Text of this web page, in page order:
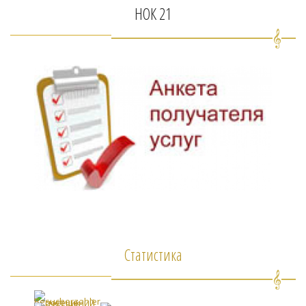
НОК 21
Статистика